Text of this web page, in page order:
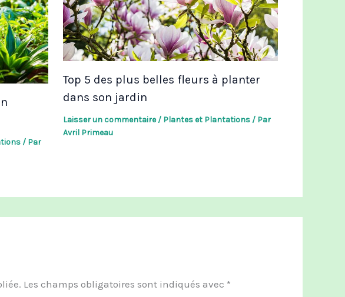
/ Par
Top 5 des plus belles fleurs à planter
dans son jardin
Laisser un commentaire / Plantes et Plantations/ Par
Avril Primeau
Les champs obligatoires sont indiqués avec *